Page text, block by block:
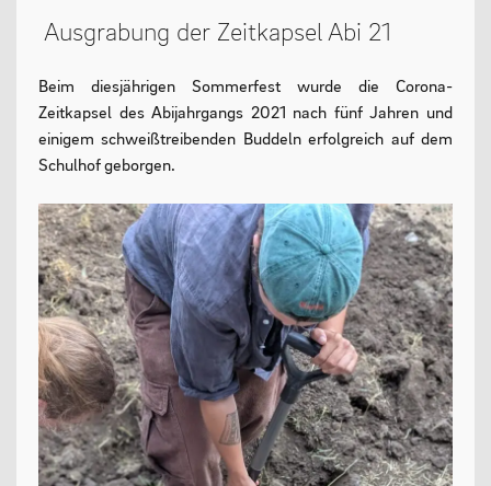
Ehemalige
LEBEN
13plus Nachmittagsangebot
Austausche und Fahrten
Europa
Berufliche Orientierung
Beratung
Menschen und Werke des Monats
Ausgrabung der Zeitkapsel Abi 21
Beim diesjährigen Sommerfest wurde die Corona-
Zeitkapsel des Abijahrgangs 2021 nach fünf Jahren und
einigem schweißtreibenden Buddeln erfolgreich auf dem
Schulhof geborgen.